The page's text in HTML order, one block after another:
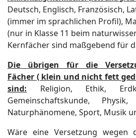
Deutsch, Englisch, Französisch,
(immer im sprachlichen Profil),
(nur in Klasse 11 beim
Kernfächer sind maßgebend für
Die übrigen für die
Fächer ( klein und nicht fett
sind: Religion, Ethik,
Gemeinschaftskunde,
Naturphänomene, Sport, Musik
Wäre eine Versetzung wegen